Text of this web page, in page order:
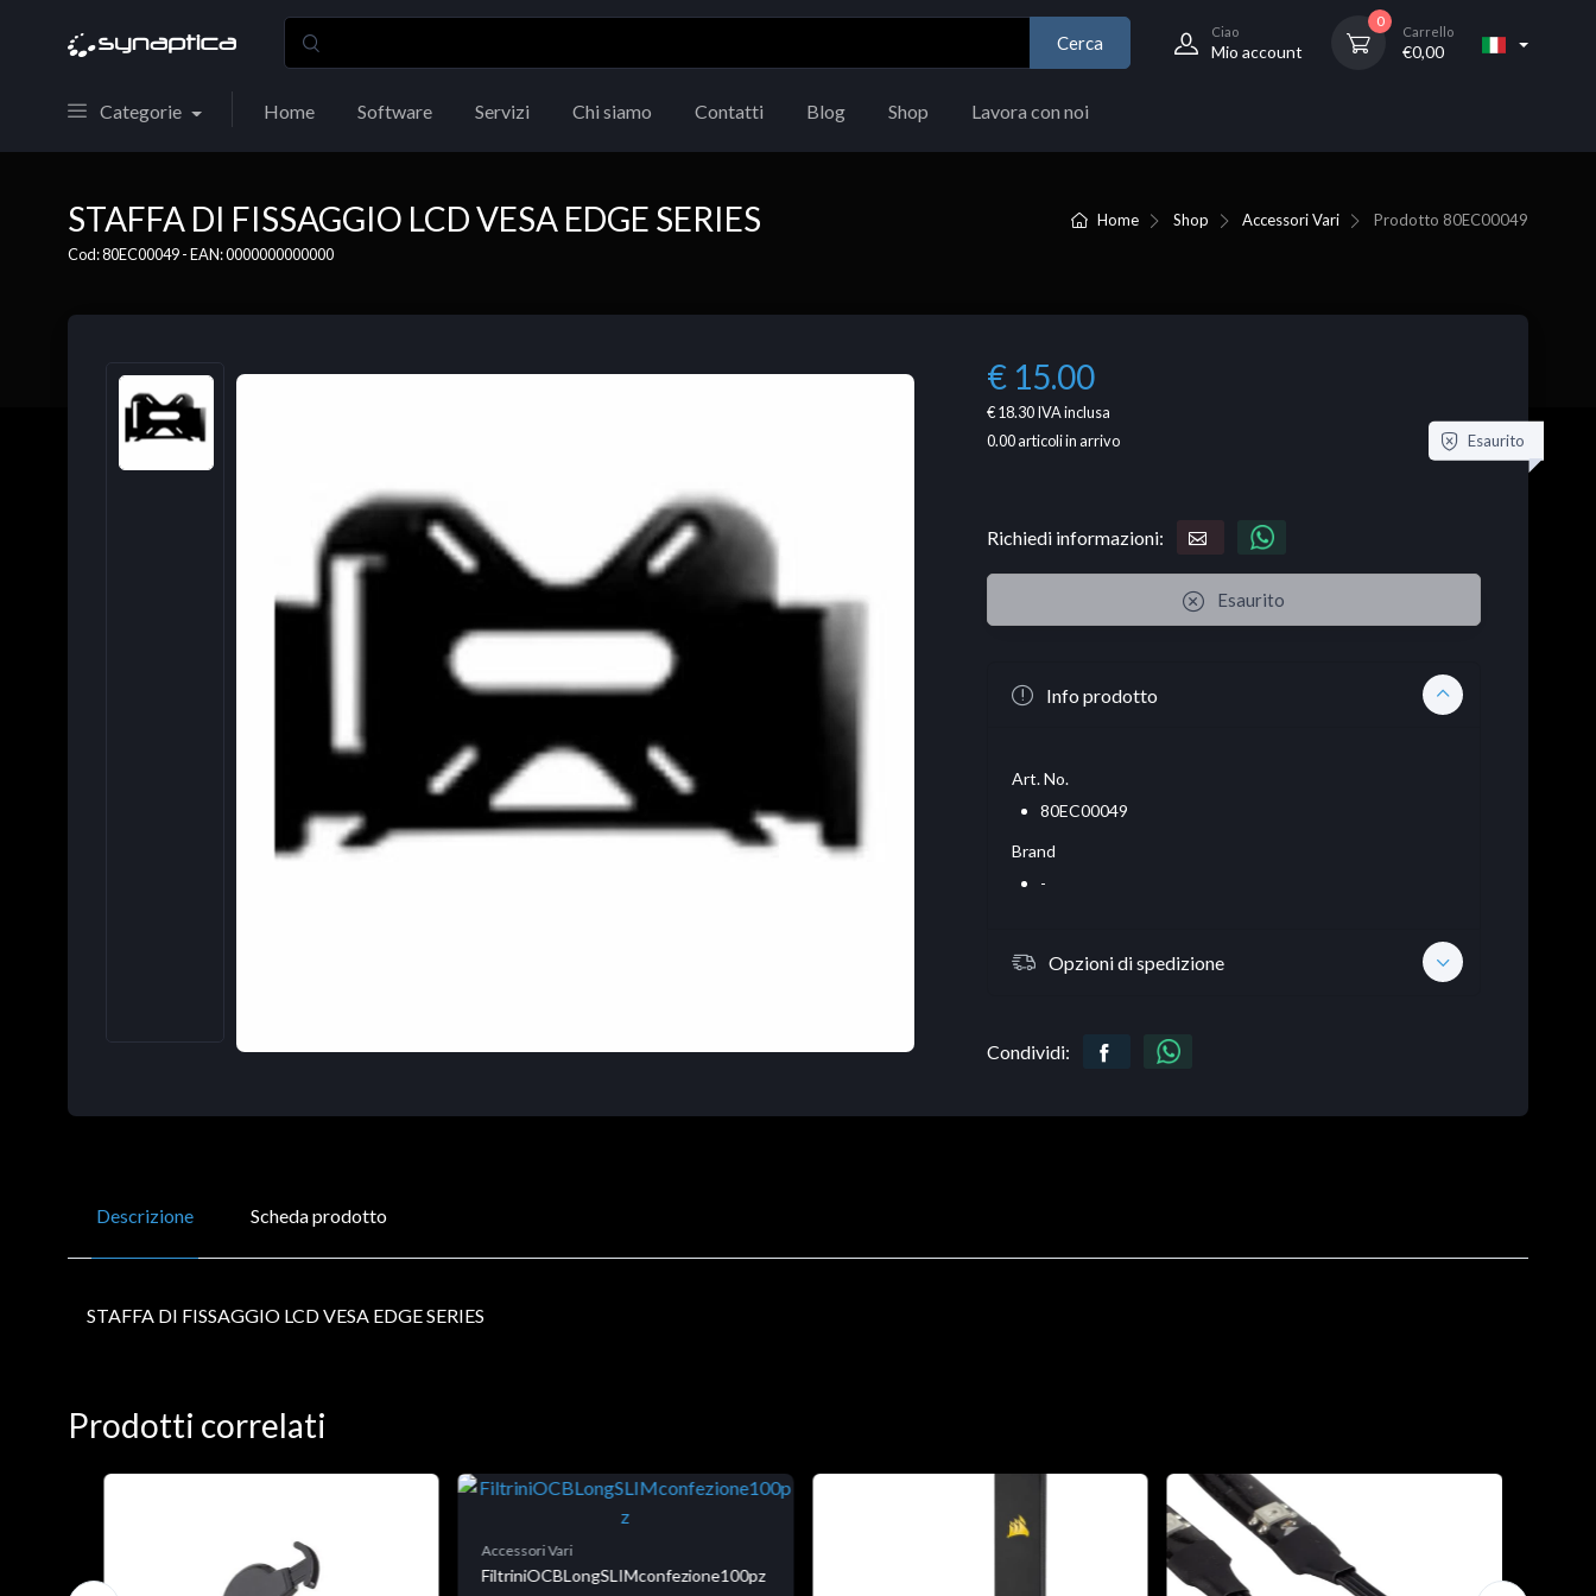
Cerca
Ciao
Mio account
0
Carrello
€0,00
Categorie Home Software Servizi Chi siamo Contatti Blog Shop Lavora con noi
Home Shop Accessori Vari Prodotto 80EC00049
STAFFA DI FISSAGGIO LCD VESA EDGE SERIES
Cod: 80EC00049 - EAN: 0000000000000
€ 15.00
€ 18.30IVA inclusa
0.00articoli in arrivo Esaurito
Richiedi informazioni:
Esaurito
Info prodotto
Art. No.
80EC00049
Brand
-
Opzioni di spedizione
Condividi:
Descrizione Scheda prodotto
STAFFA DI FISSAGGIO LCD VESA EDGE SERIES
Prodotti correlati
Accessori Vari
FiltriniOCBLongSLIMconfezione100pz